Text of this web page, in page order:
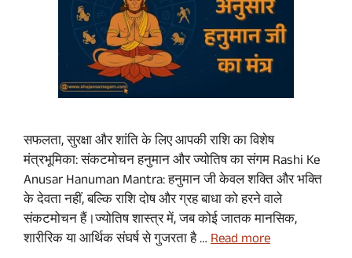
सफलता, सुरक्षा और शांति के लिए आपकी राशि का विशेष
मंत्रभूमिका: संकटमोचन हनुमान और ज्योतिष का संगम Rashi Ke
Anusar Hanuman Mantra: हनुमान जी केवल शक्ति और भक्ति
के देवता नहीं, बल्कि राशि दोष और ग्रह बाधा को हरने वाले
संकटमोचन हैं।ज्योतिष शास्त्र में, जब कोई जातक मानसिक,
शारीरिक या आर्थिक संघर्ष से गुजरता है …Read more